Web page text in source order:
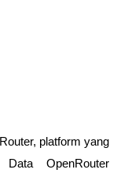
platform yang
OpenRouter